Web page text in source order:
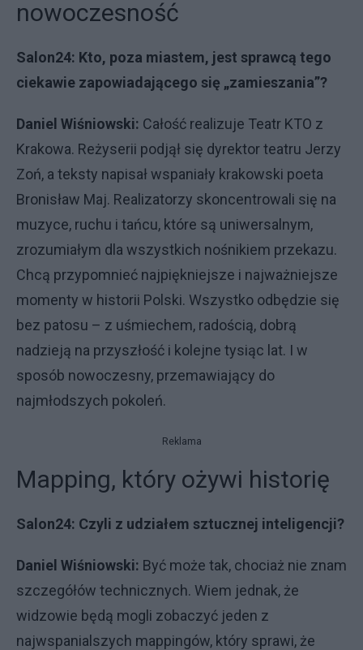
nowoczesność
Salon24: Kto, poza miastem, jest sprawcą tego
ciekawie zapowiadającego się „zamieszania”?
Daniel Wiśniowski: Całość realizuje Teatr KTO z
Krakowa. Reżyserii podjął się dyrektor teatru Jerzy
Zoń, a teksty napisał wspaniały krakowski poeta
Bronisław Maj. Realizatorzy skoncentrowali się na
muzyce, ruchu i tańcu, które są uniwersalnym,
zrozumiałym dla wszystkich nośnikiem przekazu.
Chcą przypomnieć najpiękniejsze i najważniejsze
momenty w historii Polski. Wszystko odbędzie się
bez patosu – z uśmiechem, radością, dobrą
nadzieją na przyszłość i kolejne tysiąc lat. I w
sposób nowoczesny, przemawiający do
najmłodszych pokoleń.
Reklama
Mapping, który ożywi historię
Salon24: Czyli z udziałem sztucznej inteligencji?
Daniel Wiśniowski: Być może tak, chociaż nie znam
szczegółów technicznych. Wiem jednak, że
widzowie będą mogli zobaczyć jeden z
najwspanialszych mappingów, który sprawi, że